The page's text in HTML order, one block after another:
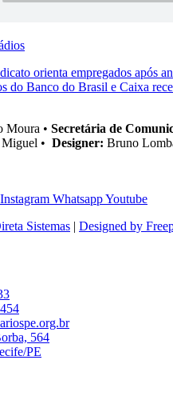
orienta empregados após
do Banco do Brasil e Caixa
Moura • Secretária de
• Designer: Bruno
Instagram WhatsappYoutube
Sistemas | Designed by
564
PE